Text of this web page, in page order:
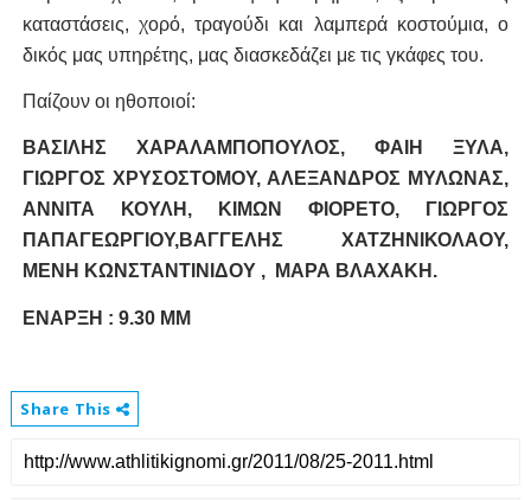
καταστάσεις, χορό, τραγούδι και λαμπερά κοστούμια, ο
δικός μας υπηρέτης, μας διασκεδάζει με τις γκάφες του.
Παίζουν οι ηθοποιοί:
ΒΑΣΙΛΗΣ ΧΑΡΑΛΑΜΠΟΠΟΥΛΟΣ, ΦΑΙΗ ΞΥΛΑ,
ΓΙΩΡΓΟΣ ΧΡΥΣΟΣΤΟΜΟΥ, ΑΛΕΞΑΝΔΡΟΣ ΜΥΛΩΝΑΣ,
ΑΝΝΙΤΑ ΚΟΥΛΗ, ΚΙΜΩΝ ΦΙΟΡΕΤΟ, ΓΙΩΡΓΟΣ
ΠΑΠΑΓΕΩΡΓΙΟΥ,ΒΑΓΓΕΛΗΣ ΧΑΤΖΗΝΙΚΟΛΑΟΥ,
ΜΕΝΗ ΚΩΝΣΤΑΝΤΙΝΙΔΟΥ ,
ΜΑΡΑ ΒΛΑΧΑΚΗ.
ΕΝΑΡΞΗ : 9.30 ΜΜ
Share This